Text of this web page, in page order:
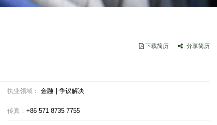
下载简历 分享简历
执业领域： 金融 争议解决
传真： +86 571 8735 7755